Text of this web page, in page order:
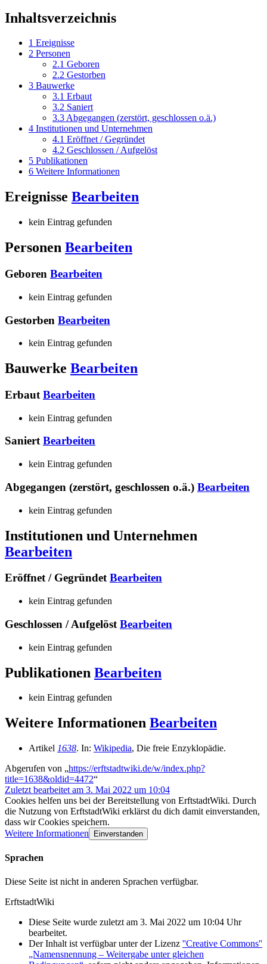
Inhaltsverzeichnis
1 Ereignisse
2 Personen
2.1 Geboren
2.2 Gestorben
3 Bauwerke
3.1 Erbaut
3.2 Saniert
3.3Abgegangen (zerstört, geschlossen o.ä.)
4 Institutionen und Unternehmen
4.1 Eröffnet / Gegründet
4.2 Geschlossen / Aufgelöst
5 Publikationen
6 Weitere Informationen
Ereignisse Bearbeiten
kein Eintrag gefunden
Personen Bearbeiten
Geboren Bearbeiten
kein Eintrag gefunden
Gestorben Bearbeiten
kein Eintrag gefunden
Bauwerke Bearbeiten
Erbaut Bearbeiten
kein Eintrag gefunden
Saniert Bearbeiten
kein Eintrag gefunden
Abgegangen (zerstört, geschlossen o.ä.) Bearbeiten
kein Eintrag gefunden
Institutionen und Unternehmen
Bearbeiten
Eröffnet / Gegründet Bearbeiten
kein Eintrag gefunden
Geschlossen / Aufgelöst Bearbeiten
kein Eintrag gefunden
Publikationen Bearbeiten
kein Eintrag gefunden
Weitere Informationen Bearbeiten
Artikel 1638. In: Wikipedia, Die freie Enzyklopädie.
Abgerufen von „https://erftstadtwiki.de/w/index.php?
title=1638&oldid=4472“
Zuletzt bearbeitet am 3. Mai 2022 um 10:04
Cookies helfen uns bei der Bereitstellung von ErftstadtWiki. Durch
die Nutzung von ErftstadtWiki erklärst du dich damit einverstanden,
dass wir Cookies speichern.
Weitere Informationen
Einverstanden
Sprachen
Diese Seite ist nicht in anderen Sprachen verfügbar.
ErftstadtWiki
Diese Seite wurde zuletzt am 3. Mai 2022 um 10:04 Uhr
bearbeitet.
Der Inhalt ist verfügbar unter der Lizenz ''Creative Commons''
„Namensnennung – Weitergabe unter gleichen